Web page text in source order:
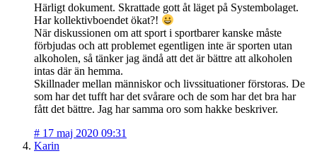
Härligt dokument. Skrattade gott åt läget på Systembolaget.
Har kollektivboendet ökat?!
När diskussionen om att sport i sportbarer kanske måste
förbjudas och att problemet egentligen inte är sporten utan
alkoholen, så tänker jag ändå att det är bättre att alkoholen
intas där än hemma.
Skillnader mellan människor och livssituationer förstoras. De
som har det tufft har det svårare och de som har det bra har
fått det bättre. Jag har samma oro som hakke beskriver.
# 17 maj 2020 09:31
Karin